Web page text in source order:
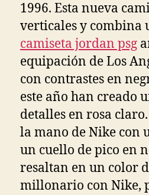
1996. Esta nueva
verticales y combina
camiseta jordan psg
equipación de Los
con contrastes en
este año han creado
detalles en rosa
la mano de Nike con
un cuello de pico en
resaltan en un color
millonario con Nike,